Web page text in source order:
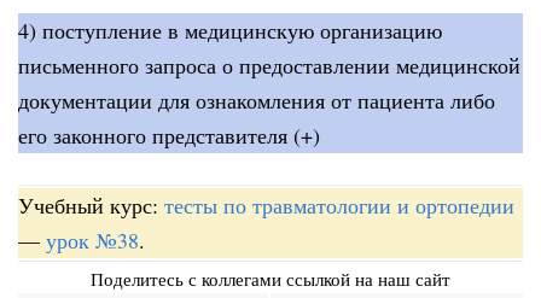
4) поступление в медицинскую организацию
письменного запроса о предоставлении медицинской
документации для ознакомления от пациента либо
его законного представителя (+)
Учебный курс: тесты по травматологии и ортопедии
— урок №38.
Поделитесь с коллегами ссылкой на наш сайт